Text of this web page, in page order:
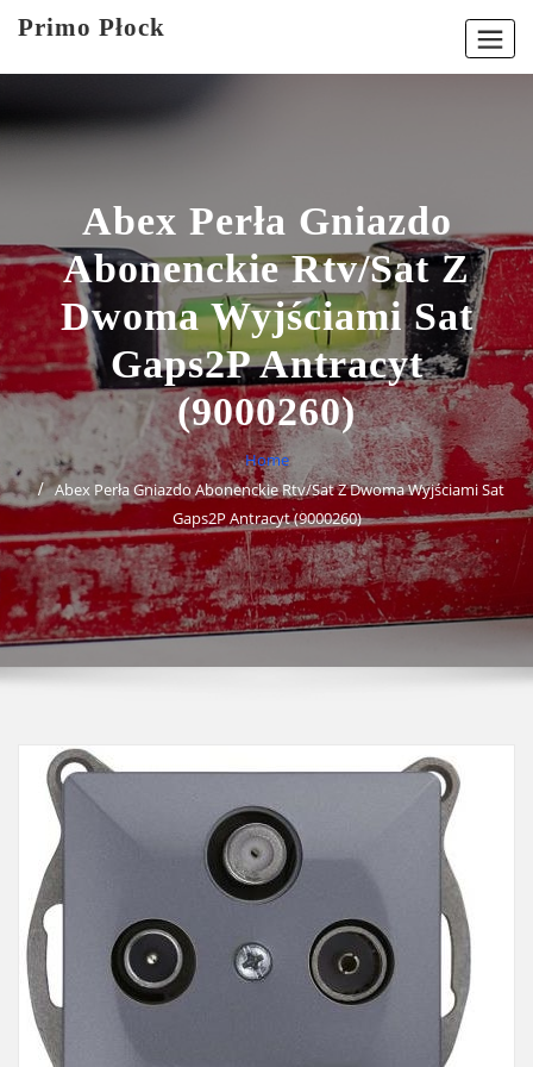
Primo Płock
Abex Perła Gniazdo
Abonenckie Rtv/Sat Z
Dwoma Wyjściami Sat
Gaps2P Antracyt
(9000260)
Home
Abex Perła Gniazdo Abonenckie Rtv/Sat Z Dwoma Wyjściami Sat
Gaps2P Antracyt (9000260)